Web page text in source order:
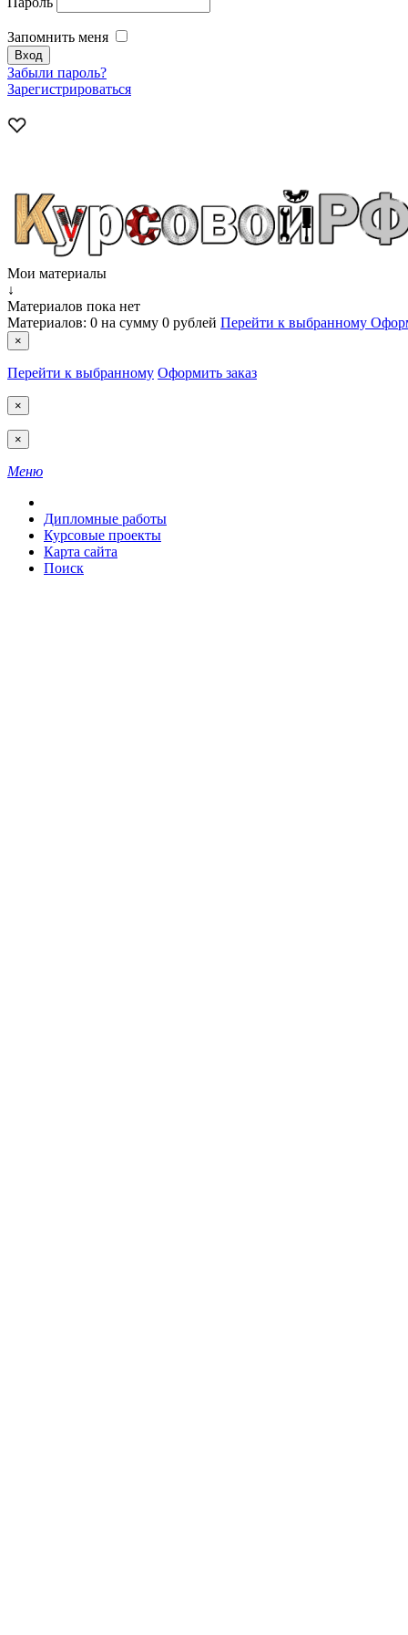
Запомнить меня
Забыли пароль?
Зарегистрироваться
Мои материалы
↓
Материалов пока нет
Материалов: 0 на сумму 0 рублей Перейти к выбранному
×
Перейти к выбранному Оформить заказ
×
×
Меню
Дипломные работы
Курсовые проекты
Карта сайта
Поиск